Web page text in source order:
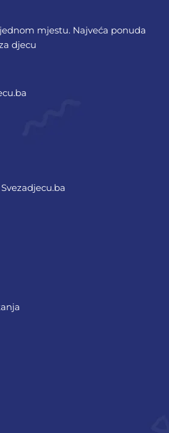
mjestu. Najveća ponuda
djecu